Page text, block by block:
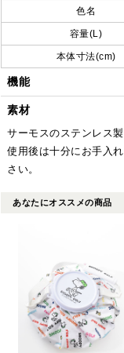
色名
容量(L)
本体寸法(cm)
機能
素材
サーモスのステンレス
使用後は十分にお手入
さい。
あなたにオススメの商品